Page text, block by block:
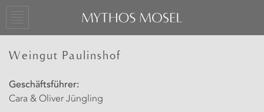
Weingut Paulinshof
Geschäftsführer:
Cara & Oliver Jüngling